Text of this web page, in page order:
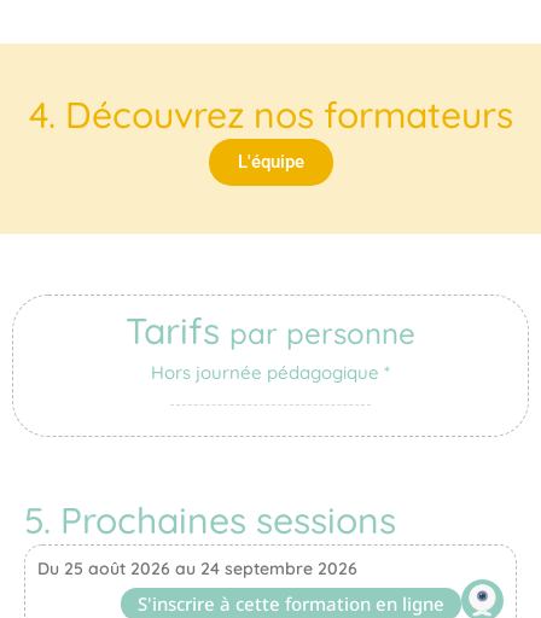
4. Découvrez nos formateurs
L'équipe
Tarifs par personne
Hors journée pédagogique *
5. Prochaines sessions
Du 25 août 2026 au 24 septembre 2026
S'inscrire à cette formation en ligne